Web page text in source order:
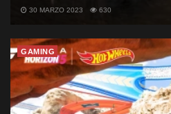
30 MARZO 2023 630
GAMING